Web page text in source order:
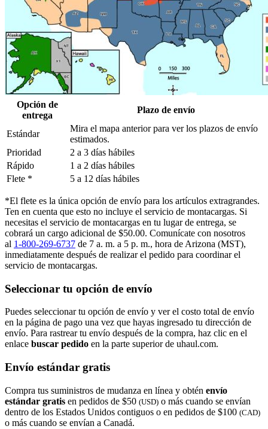
Opción de
entrega
Plazo de envío
Estándar
Mira el mapa anterior para ver los plazos de envío
estimados.
Prioridad
2 a 3 días hábiles
Rápido
1 a 2 días hábiles
Flete *
5 a 12 días hábiles
*El flete es la única opción de envío para los artículos extragrandes.
Ten en cuenta que esto no incluye el servicio de montacargas. Si
necesitas el servicio de montacargas en tu lugar de entrega, se
cobrará un cargo adicional de $50.00. Comunícate con nosotros
al 1-800-269-6737 de 7 a. m. a 5 p. m., hora de Arizona (MST),
inmediatamente después de realizar el pedido para coordinar el
servicio de montacargas.
Seleccionar tu opción de envío
Puedes seleccionar tu opción de envío y ver el costo total de envío
en la página de pago una vez que hayas ingresado tu dirección de
envío. Para rastrear tu envío después de la compra, haz clic en el
enlace buscar pedido​​​​​​​ en la parte superior de uhaul.com.
Envío estándar gratis
Compra tus suministros de mudanza en línea y obtén envío
estándar gratis en pedidos de $50 (USD) o más cuando se envían
dentro de los Estados Unidos contiguos o en pedidos de $100 (CAD)
o más cuando se envían a Canadá.